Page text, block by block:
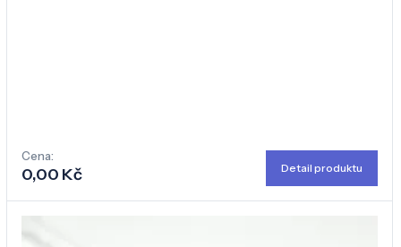
Cena:
0,00 Kč Detail produktu